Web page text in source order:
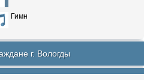
Гимн
г. Вологды